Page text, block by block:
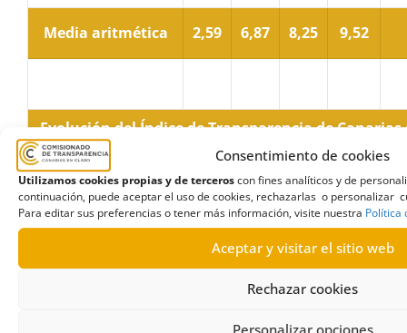
Consentimiento de cookies
Utilizamos cookies propias y de terceroscon fines analíticos y de
continuación, puede aceptar el uso de cookies, rechazarlas o personalizar
Para editar sus preferencias o tener más información, visite nuestra Política
Aceptar y visitar el sitio web
Rechazar cookies
Media aritmética 2,59 6,87 8,25 9,52
Evolución del Índice de Transparencia de Canarias
público del Cabildo de El Hierro
Entidad
ITCanarias
2016 2017 2018 2019
8,21 9,04 8,66